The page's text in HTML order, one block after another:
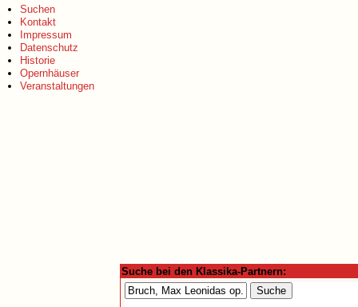
Suchen
Kontakt
Impressum
Datenschutz
Historie
Opernhäuser
Veranstaltungen
Suche bei den Klassika-Partnern: